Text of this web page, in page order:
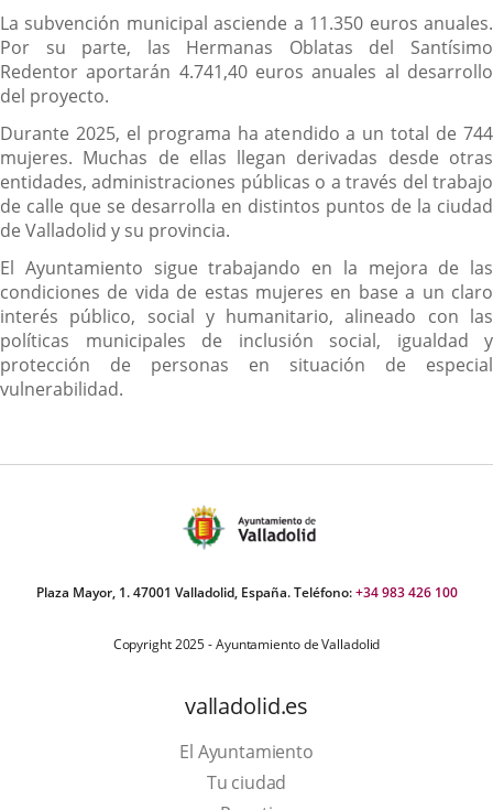
La subvención municipal asciende a 11.350 euros anuales.
Por su parte, las Hermanas Oblatas del Santísimo
Redentor aportarán 4.741,40 euros anuales al desarrollo
del proyecto.
Durante 2025, el programa ha atendido a un total de 744
mujeres. Muchas de ellas llegan derivadas desde otras
entidades, administraciones públicas o a través del trabajo
de calle que se desarrolla en distintos puntos de la ciudad
de Valladolid y su provincia.
El Ayuntamiento sigue trabajando en la mejora de las
condiciones de vida de estas mujeres en base a un claro
interés público, social y humanitario, alineado con las
políticas municipales de inclusión social, igualdad y
protección de personas en situación de especial
vulnerabilidad.
Plaza Mayor, 1. 47001 Valladolid, España. Teléfono:+34 983 426 100
Copyright 2025 - Ayuntamiento de Valladolid
valladolid.es
El Ayuntamiento
Tu ciudad